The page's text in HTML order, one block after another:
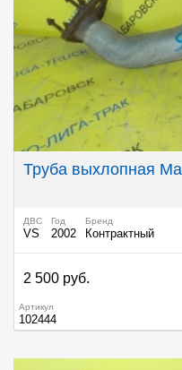
Труба выхлопная
ДВС
VS
Год
2002
Бренд
Контрактный
2 500 руб.
Артикул
102444